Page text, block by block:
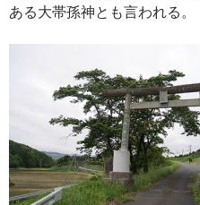
ある大帯孫神とも言われる。